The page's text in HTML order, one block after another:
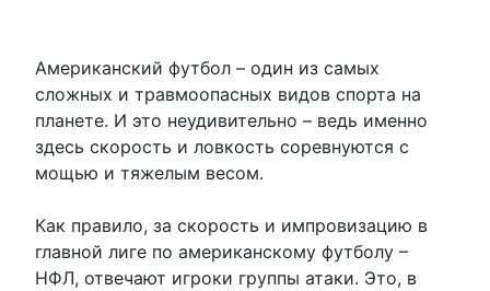
Американский футбол – один из самых
сложных и травмоопасных видов спорта на
планете. И это неудивительно – ведь именно
здесь скорость и ловкость соревнуются с
мощью и тяжелым весом.
Как правило, за скорость и импровизацию в
главной лиге по американскому футболу –
НФЛ, отвечают игроки группы атаки. Это, в